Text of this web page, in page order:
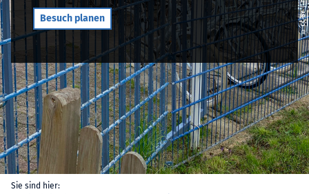
©
CC-BY
Besuch planen
Sie sind hier: